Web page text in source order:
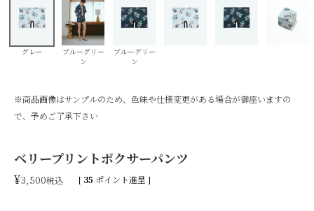
グレー
ブルーグリー
ン
ブルーグリー
ン
※商品画像はサンプルのため、色味や仕様変更がある場合が御座いますの
で、予めご了承下さい
ベリープリントボクサーパンツ
¥3,500税込 [35 ポイント進呈 ]